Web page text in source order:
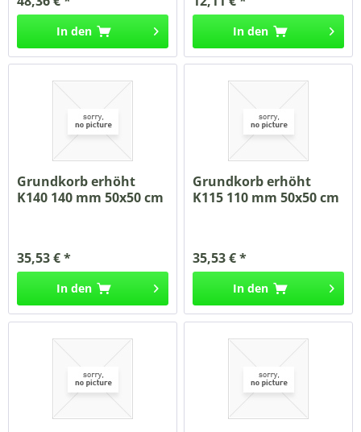
In den In den
Grundkorb erhöht
K140 140 mm 50x50 cm
35,53 € *
In den
Grundkorb erhöht
K115 110 mm 50x50 cm
35,53 € *
In den